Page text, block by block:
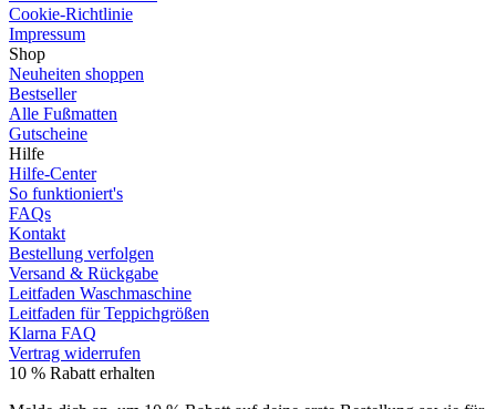
Cookie-Richtlinie
Impressum
Shop
Neuheiten shoppen
Bestseller
Alle Fußmatten
Gutscheine
Hilfe
Hilfe-Center
So funktioniert's
FAQs
Kontakt
Bestellung verfolgen
Versand & Rückgabe
Leitfaden Waschmaschine
Leitfaden für Teppichgrößen
Klarna FAQ
Vertrag widerrufen
10 % Rabatt erhalten